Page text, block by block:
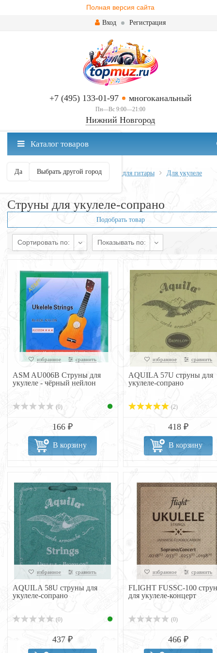
Полная версия сайта
Вход Регистрация
+7 (495) 133-01-97 многоканальный
Пн—Вс 9:00—21:00
Нижний Новгород
Нижний Новгород ваш город?
Да Выбрать другой город
Каталог товаров
Главная Всё для гитары Струны для гитары
Для укулеле
Струны для укулеле-сопрано
Подобрать товар
Сортировать по: Показывать по:
избранное сравнить
ASM AU006B Струны для
укулеле - чёрный нейлон
(0)
166 ₽
В корзину
избранное сравнить
AQUILA 57U струны для
укулеле-сопрано
(2)
418 ₽
В корзину
избранное сравнить
AQUILA 58U струны для
укулеле-сопрано
(0)
437 ₽
избранное сравнить
FLIGHT FUSSC-100
для укулеле-концерт
(0)
466 ₽